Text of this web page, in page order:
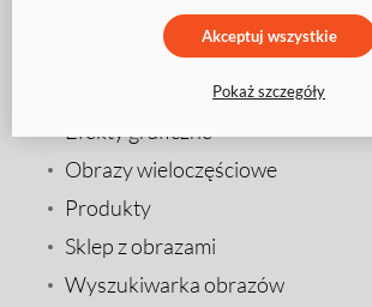
Zamów obrazy w ramach
Duże obrazy na płótnie
Obrazy na wymiar
Efekty graficzne
Obrazy wieloczęściowe
Produkty
Sklep z obrazami
Wyszukiwarka obrazów
Akceptuj wszystkie
Pokaż szczegóły